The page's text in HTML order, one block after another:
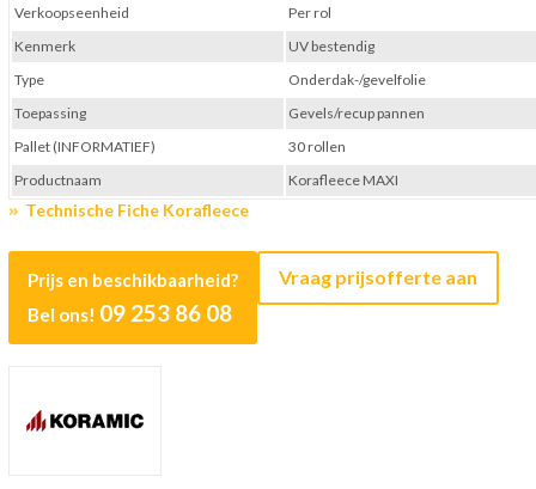
Technische Fiche Korafleece
Prijs en beschikbaarheid?
Bel ons! 09 253 86 08
Vraag prijsofferte aan
Verkoopseenheid
Per rol
Kenmerk
UV bestendig
Type
Onderdak-/gevelfolie
Toepassing
Gevels/recup pannen
Pallet (INFORMATIEF)
30 rollen
Productnaam
Korafleece MAXI